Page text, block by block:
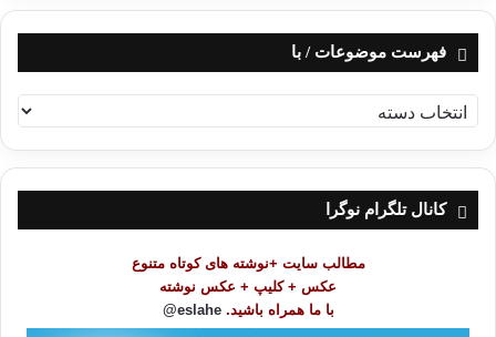
فهرست موضوعات / با
ه
ر
کانال تلگرام نوگرا
مطالب سایت +نوشته های کوتاه متنوع
عکس + کلیپ + عکس نوشته
با ما همراه باشید. eslahe@